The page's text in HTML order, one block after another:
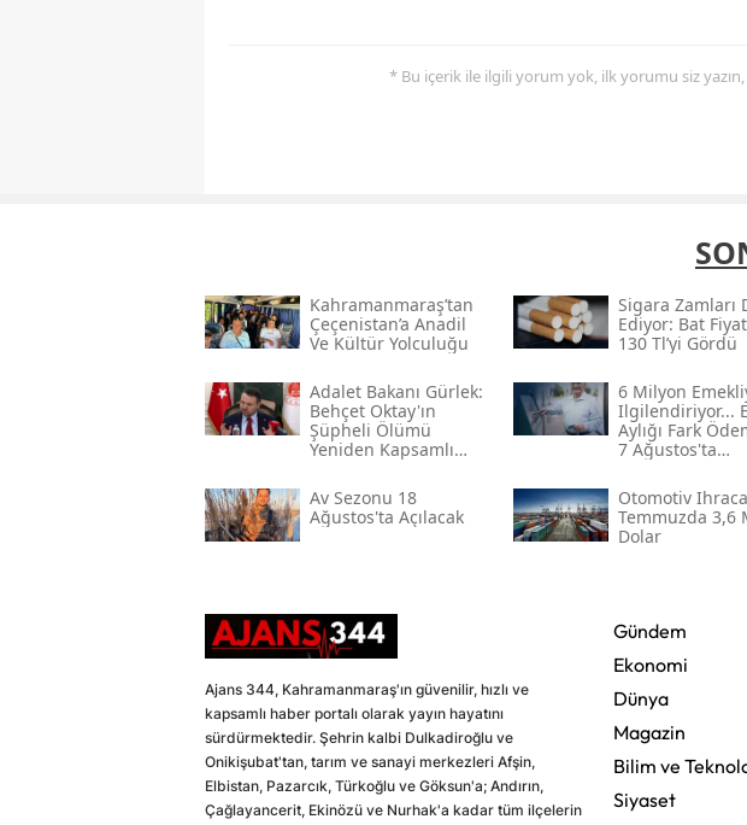
* Bu içerik ile ilgili yorum yok, ilk yorumu siz yazın,
Kahramanmaraş’tan
Çeçenistan’a Anadil
Ve Kültür Yolculuğu
Sigara Zamları
Ediyor: Bat
130 Tl’yi Gördü
Adalet Bakanı Gürlek:
Behçet Oktay'ın
Şüpheli Ölümü
Yeniden Kapsamlı
6 Milyon
Ilgilendiriyor...
Aylığı Fark
7 Ağustos'ta
Av Sezonu 18
Ağustos'ta Açılacak
Otomotiv
Temmuzda 3,6
Dolar
Ajans 344, Kahramanmaraş'ın güvenilir, hızlı ve
kapsamlı haber portalı olarak yayın hayatını
sürdürmektedir. Şehrin kalbi Dulkadiroğlu ve
Onikişubat'tan, tarım ve sanayi merkezleri Afşin,
Elbistan, Pazarcık, Türkoğlu ve Göksun'a; Andırın,
Çağlayancerit, Ekinözü ve Nurhak'a kadar tüm ilçelerin
Gündem
Ekonomi
Dünya
Magazin
Bilim ve
Siyaset